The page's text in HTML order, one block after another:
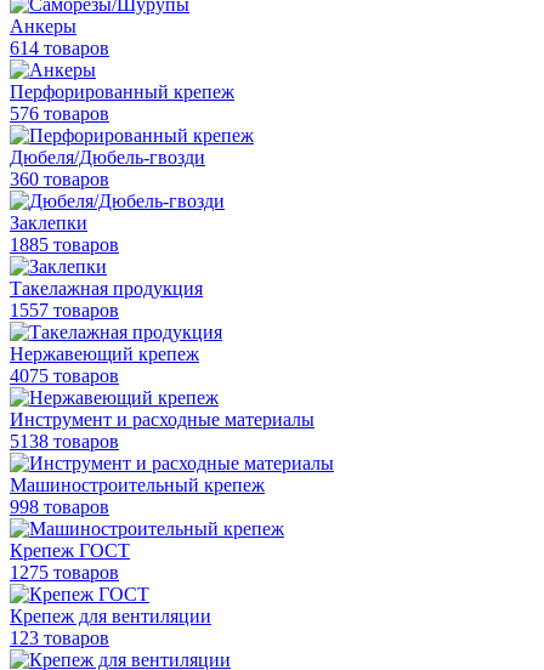
Анкеры
614 товаров
Перфорированный крепеж
576 товаров
Дюбеля/Дюбель-гвозди
360 товаров
Заклепки
1885 товаров
Такелажная продукция
1557 товаров
Нержавеющий крепеж
4075 товаров
Инструмент и расходные материалы
5138 товаров
Машиностроительный крепеж
998 товаров
Крепеж ГОСТ
1275 товаров
Крепеж для вентиляции
123 товаров